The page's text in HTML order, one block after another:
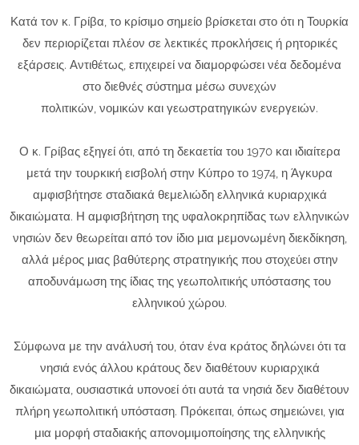
Κατά τον κ. Γρίβα, το κρίσιμο σημείο βρίσκεται στο ότι η Τουρκία
δεν περιορίζεται πλέον σε λεκτικές προκλήσεις ή ρητορικές
εξάρσεις. Αντιθέτως, επιχειρεί να διαμορφώσει νέα δεδομένα
στο διεθνές σύστημα μέσω συνεχών
πολιτικών, νομικών και γεωστρατηγικών ενεργειών.
Ο κ. Γρίβας εξηγεί ότι, από τη δεκαετία του 1970 και ιδιαίτερα
μετά την τουρκική εισβολή στην Κύπρο το 1974, η Άγκυρα
αμφισβήτησε σταδιακά θεμελιώδη ελληνικά κυριαρχικά
δικαιώματα. Η αμφισβήτηση της υφαλοκρηπίδας των ελληνικών
νησιών δεν θεωρείται από τον ίδιο μια μεμονωμένη διεκδίκηση,
αλλά μέρος μιας βαθύτερης στρατηγικής που στοχεύει στην
αποδυνάμωση της ίδιας της γεωπολιτικής υπόστασης του
ελληνικού χώρου.
Σύμφωνα με την ανάλυσή του, όταν ένα κράτος δηλώνει ότι τα
νησιά ενός άλλου κράτους δεν διαθέτουν κυριαρχικά
δικαιώματα, ουσιαστικά υπονοεί ότι αυτά τα νησιά δεν διαθέτουν
πλήρη γεωπολιτική υπόσταση. Πρόκειται, όπως σημειώνει, για
μια μορφή σταδιακής απονομιμοποίησης της ελληνικής